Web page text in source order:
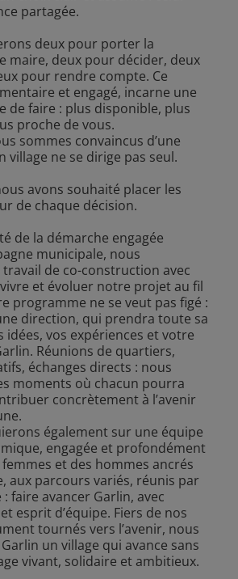
partagée.
deux pour porter la
maire, deux pour décider, deux
pour rendre compte. Ce
et engagé, incarne une
de faire : plus disponible, plus
proche de vous.
sommes convaincus d’une
village ne se dirige pas seul.
avons souhaité placer les
de chaque décision.
de la démarche engagée
municipale, nous
de co-construction avec
et évoluer notre projet au fil
programme ne se veut pas figé :
direction, qui prendra toute sa
idées, vos expériences et votre
Réunions de quartiers,
échanges directs : nous
moments où chacun pourra
concrètement à l’avenir
également sur une équipe
engagée et profondément
et des hommes ancrés
aux parcours variés, réunis par
faire avancer Garlin, avec
esprit d’équipe. Fiers de nos
tournés vers l’avenir, nous
un village qui avance sans
vivant, solidaire et ambitieux.